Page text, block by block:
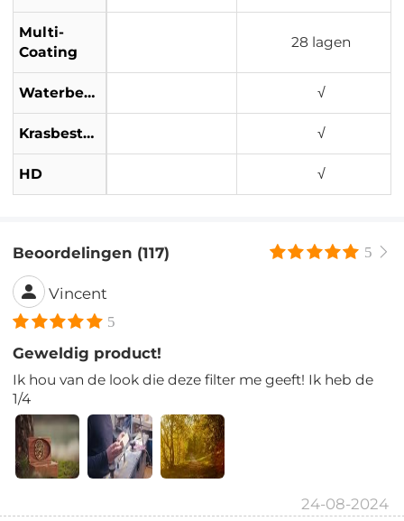
Multi-
Coating
28 lagen
Waterbestendig √
Krasbestendig √
HD √
Beoordelingen (117) 5
Vincent
5
Geweldig product!
Ik hou van de look die deze filter me geeft! Ik heb de
1/4
24-08-2024